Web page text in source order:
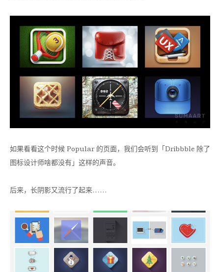
如果看看这个时候 Popular 的页面，我们会听到「Dribbble 除了
图标设计师啥都没有」这样的声音。
后来，长阴影又流行了起来……